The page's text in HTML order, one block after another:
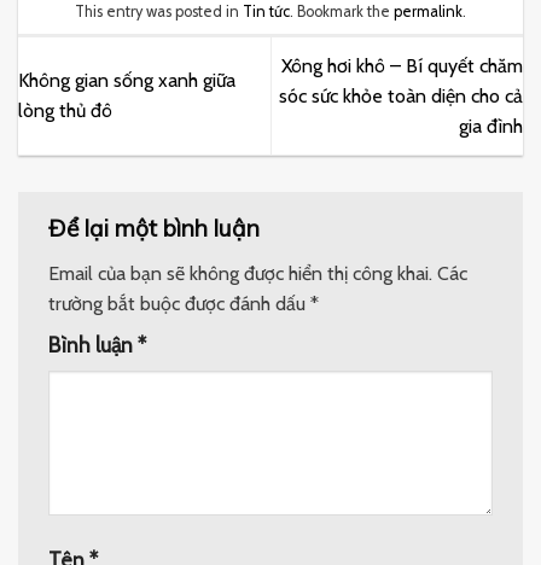
This entry was posted in Tin tức. Bookmark the permalink.
Không gian sống xanh giữa
lòng thủ đô
Xông hơi khô – Bí quyết chăm
sóc sức khỏe toàn diện cho cả
gia đình
Để lại một bình luận
Email của bạn sẽ không được hiển thị công khai. Các
trường bắt buộc được đánh dấu *
Bình luận*
Tên*